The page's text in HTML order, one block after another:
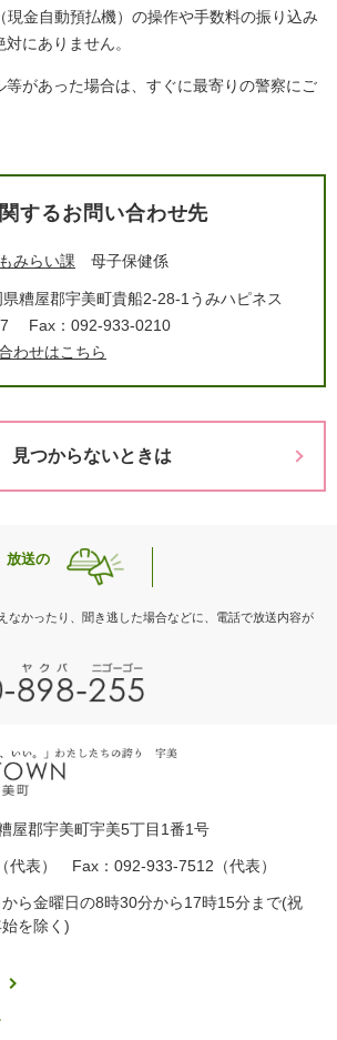
現金自動預払機）の操作​​や手数料の振り込み
にありません。
があった場合は、すぐに最寄りの警察にご
するお問い合わせ先
みらい課 母子保健係
県糟屋郡宇美町貴船2-28-1うみハピネス
Fax：092-933-0210
わせはこちら
見つからないときは
放送の
なかったり、聞き逃した場合などに、電話で放送内容が
屋郡宇美町宇美5丁目1番1号
代表） Fax：092-933-7512（代表）
ら金曜日の8時30分から17時15分まで(祝
を除く)